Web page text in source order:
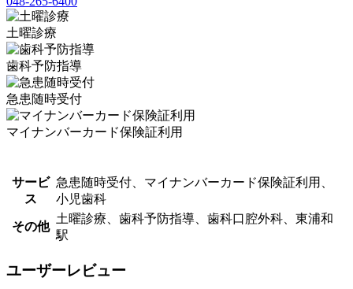
土曜診療
歯科予防指導
急患随時受付
マイナンバーカード保険証利用
サービ
ス
急患随時受付、マイナンバーカード保険証利用、
小児歯科
その他
土曜診療、歯科予防指導、歯科口腔外科、東浦和
駅
ユーザーレビュー